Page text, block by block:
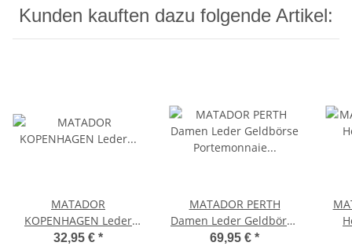
Kunden kauften dazu folgende Artikel:
MATADOR
KOPENHAGEN Leder
Auto-Motorrad-
32,95 € *
MATADOR PERTH
Damen Leder Geldbörse
Portemonnaie RFID
69,95 € *